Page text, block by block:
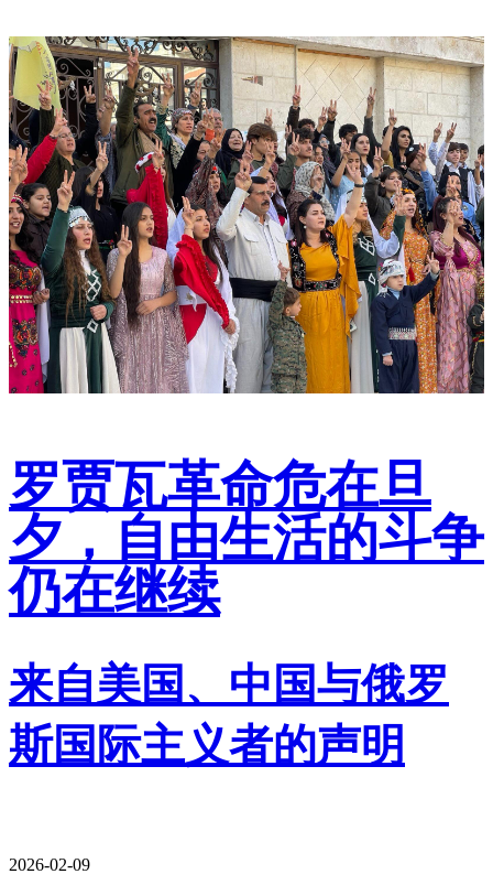
罗贾瓦革命危在旦
夕，自由生活的斗争
仍在继续
来自美国、中国与俄罗
斯国际主义者的声明
2026-02-09